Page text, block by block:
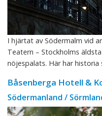
I hjärtat av Södermalm vid
Teatern – Stockholms
nöjespalats. Här har historia
Båsenberga Hotell &
Södermanland /